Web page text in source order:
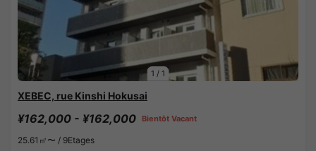
1 / 1
XEBEC, rue Kinshi Hokusai
¥162,000 - ¥162,000 Bientôt Vacant
25.61㎡〜 / 9Etages